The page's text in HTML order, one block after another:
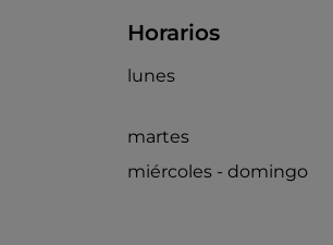
Horarios
lunes
martes
miércoles - domingo